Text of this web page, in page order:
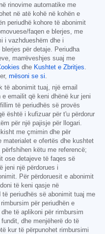
rinovime automatike me
në atë kohë në kohën e
periudhë kohore të abonimit
faqen e blerjes, me
i vazhdueshëm dhe i
për detaje. Periudha
marrëveshjes suaj me
dhe Kushtet e Zbritjes.
mësoni se si.
të abonimit tuaj, një email
emailit që keni dhënë kur jeni
të periudhës së provës
është i kufizuar për t'u përdorur
për një pajisje për llogari.
me çmimin dhe për
materialet e ofertës dhe kushtet
këtu me referencë;
ose detajeve të faqes së
jeni një përdorues i
Për përdoruesit e abonimit
të keni qasje në
periudhës së abonimit tuaj me
për periudhën e
të aplikoni për rimbursim
dhe menjëherë do të
kur të përpunohet rimbursimi